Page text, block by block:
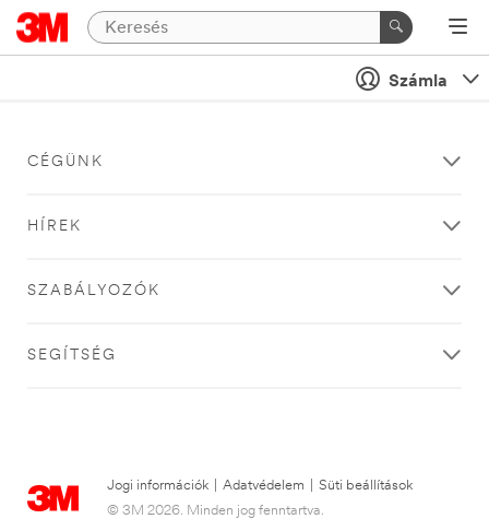
Számla
CÉGÜNK
HÍREK
SZABÁLYOZÓK
SEGÍTSÉG
Jogi információk Adatvédelem
Süti beállítások
© 3M 2026. Minden jog fenntartva.